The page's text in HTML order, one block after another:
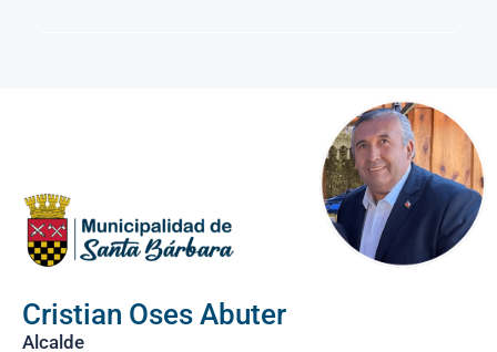
Cristian Oses Abuter
Alcalde